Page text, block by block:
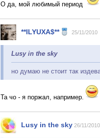
О да, мой любимый период
**ILYUXA$** 25/11/2010
Lusy in the sky
но думаю не стоит так
Та чо - я поржал, например.
Lusy in the sky 26/11/2010